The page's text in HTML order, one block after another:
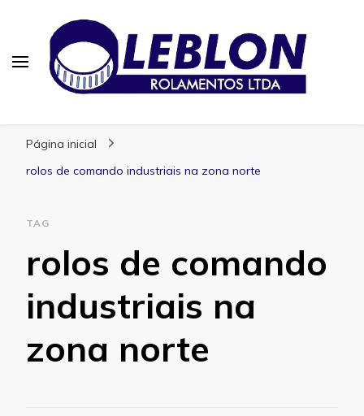
Página inicial
rolos de comando industriais na zona norte
TAG
rolos de comando
industriais na
zona norte